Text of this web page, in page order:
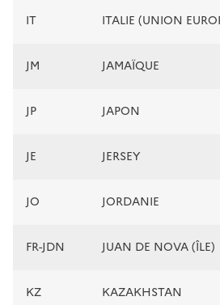
IT ITALIE (UNION
JM JAMAÏQUE
JP JAPON
JE JERSEY
JO JORDANIE
FR-JDN JUAN DE NOVA (ÎLE)
KZ KAZAKHSTAN